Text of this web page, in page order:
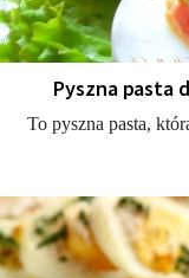
Pyszna pasta
To pyszna pasta,